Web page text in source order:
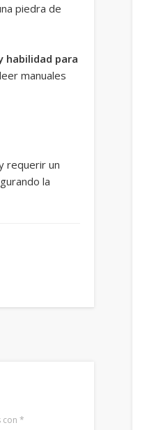
piedra de
habilidad para
manuales
requerir un
la
con*